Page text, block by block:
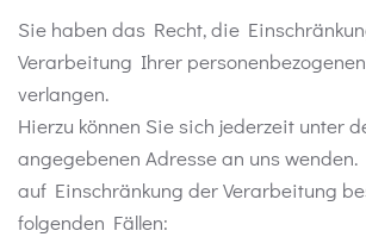
Sie haben das Recht, die
Verarbeitung Ihrer
verlangen.
Hierzu können Sie sich jederzeit unter
angegebenen Adresse an uns
auf Einschränkung der Verarbeitung
folgenden Fällen: